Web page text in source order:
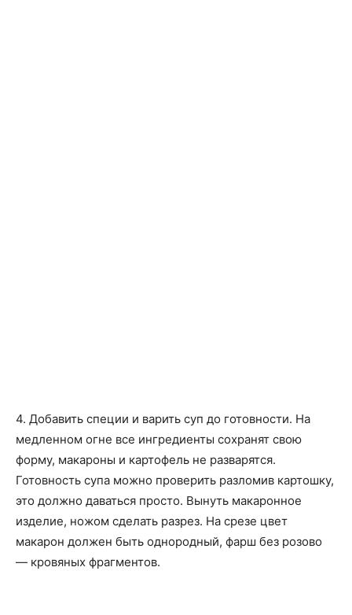
4. Добавить специи и варить суп до готовности. На
медленном огне все ингредиенты сохранят свою
форму, макароны и картофель не разварятся.
Готовность супа можно проверить разломив картошку,
это должно даваться просто. Вынуть макаронное
изделие, ножом сделать разрез. На срезе цвет
макарон должен быть однородный, фарш без розово
— кровяных фрагментов.